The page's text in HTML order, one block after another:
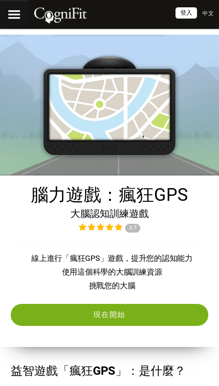
中文
登入
腦力遊戲：瘋狂GPS
大腦認知訓練遊戲
3.7
線上進行「瘋狂GPS」遊戲，提升您的認知能力
使用這個科學的大腦訓練資源
挑戰您的大腦
現在開始
益智遊戲「瘋狂GPS」：是什麼？